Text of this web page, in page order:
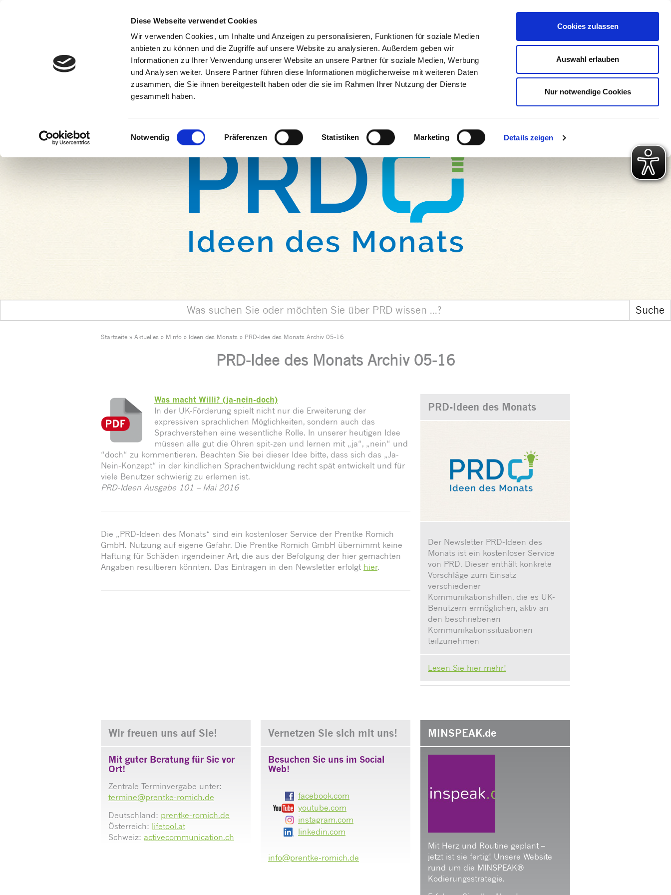
Diese Webseite verwendet Cookies
Wir verwenden Cookies, um Inhalte und Anzeigen zu personalisieren, Funktionen für soziale Medien
anbieten zu können und die Zugriffe auf unsere Website zu analysieren. Außerdem geben wir
Informationen zu Ihrer Verwendung unserer Website an unsere Partner für soziale Medien, Werbung
und Analysen weiter. Unsere Partner führen diese Informationen möglicherweise mit weiteren Daten
zusammen, die Sie ihnen bereitgestellt haben oder die sie im Rahmen Ihrer Nutzung der Dienste
gesammelt haben.
Einwilligungsauswahl
Notwendig Präferenzen Statistiken Marketing Details zeigen
Cookies zulassen
Auswahl erlauben
Nur notwendige Cookies
Afont
AReset
font
size.
AIncrease
font
size.
Produkte/Shop Downloads Service Praxistipps Gute Gründe Über uns
Startseite » Aktuelles » Minfo » Ideen des Monats » PRD-Idee des Monats Archiv 05-16
PRD-Idee des Monats Archiv 05-16
Was macht Willi? (ja-nein-doch)
In der UK-Förderung spielt nicht nur die Erweiterung der
expressiven sprachlichen Möglichkeiten, sondern auch das
Sprachverstehen eine wesentliche Rolle. In unserer heutigen Idee
müssen alle gut die Ohren spit-zen und lernen mit „ja“, „nein“ und
“doch“ zu kommentieren. Beachten Sie bei dieser Idee bitte, dass sich das „Ja-
Nein-Konzept“ in der kindlichen Sprachentwicklung recht spät entwickelt und für
viele Benutzer schwierig zu erlernen ist.
PRD-Ideen Ausgabe 101 – Mai 2016
Die „PRD-Ideen des Monats“ sind ein kostenloser Service der Prentke Romich
GmbH. Nutzung auf eigene Gefahr. Die Prentke Romich GmbH übernimmt keine
Haftung für Schäden irgendeiner Art, die aus der Befolgung der hier gemachten
Angaben resultieren könnten. Das Eintragen in den Newsletter erfolgt hier.
PRD-Ideen des Monats
Der Newsletter PRD-Ideen des
Monats ist ein kostenloser Service
von PRD. Dieser enthält konkrete
Vorschläge zum Einsatz
verschiedener
Kommunikationshilfen, die es UK-
Benutzern ermöglichen, aktiv an
den beschriebenen
Kommunikationssituationen
teilzunehmen
Lesen Sie hier mehr!
Wir freuen uns auf Sie!
Mit guter Beratung für Sie vor
Ort!
Zentrale Terminvergabe unter:
termine@prentke-romich.de
Deutschland: prentke-romich.de
Österreich: lifetool.at
Schweiz: activecommunication.ch
Vernetzen Sie sich mit uns!
Besuchen Sie uns im Social
Web!
facebook.com
youtube.com
instagram.com
linkedin.com
info@prentke-romich.de
MINSPEAK.de
Mit Herz und Routine geplant –
jetzt ist sie fertig! Unsere Website
rund um die MINSPEAK®
Kodierungsstrategie.